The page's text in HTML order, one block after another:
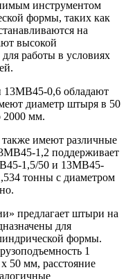
инструментом
формы, таких как
на
высокой
работы в условиях
0,6 обладают
диаметр штыря в 50
2000 мм.
имеют различные
1,2 поддерживает
1,5/50 и 13MB45-
тонны с диаметром
предлагает штыри на
для
формы.
1
50 мм, расстояние